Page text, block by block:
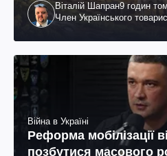
Віталій Шапран9 годин
Член Українського
Війна в Україні
Реформа мобілізації
позбутися масового